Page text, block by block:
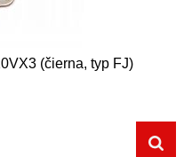
(čierna, typ FJ)